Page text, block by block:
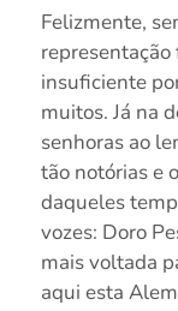
Felizmente,
insuficiente
muitos. Já na
senhoras ao
tão notórias e
daqueles
vozes: Doro
mais voltada
aqui esta